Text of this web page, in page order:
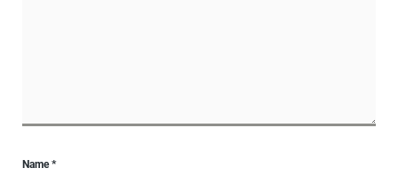
Name*